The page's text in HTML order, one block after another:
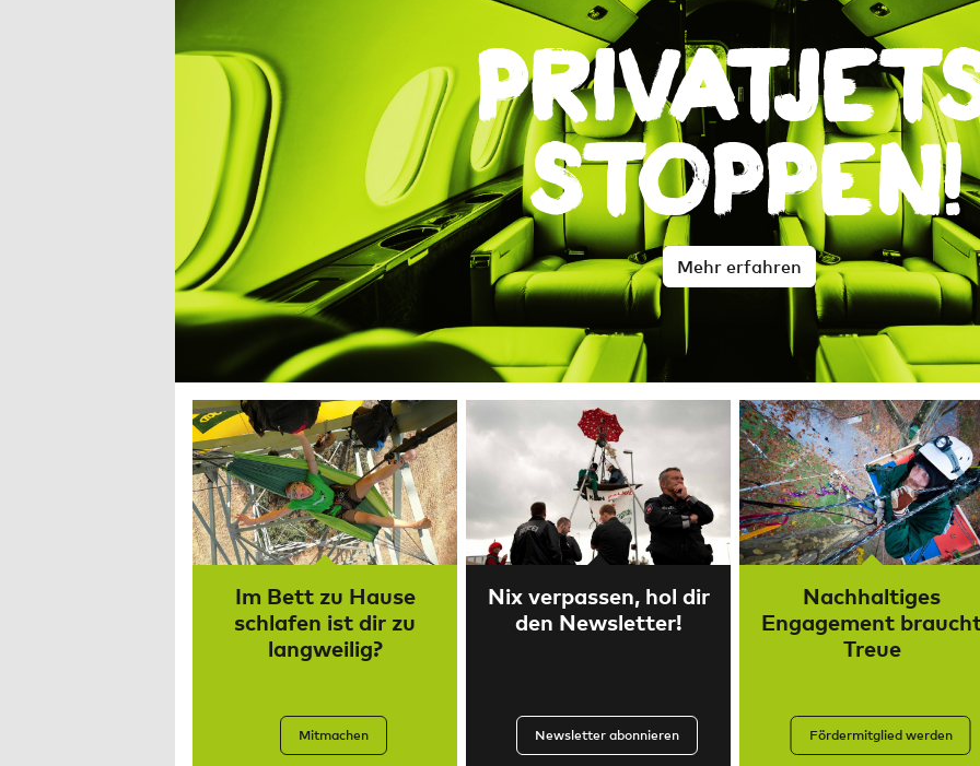
stoppen!
Mehr erfahren
Im Bett zu Hause
schlafen ist dir zu
langweilig?
Mitmachen
Nix verpassen, hol dir
den Newsletter!
Newsletter abonnieren
Nachhaltiges
Engagement
Treue
Fördermitglied werden